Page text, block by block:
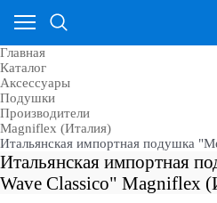
Главная
Каталог
Аксессуары
Подушки
Производители
Magniflex (Италия)
Итальянская импортная подушка
Итальянская импортная
Wave Classico"